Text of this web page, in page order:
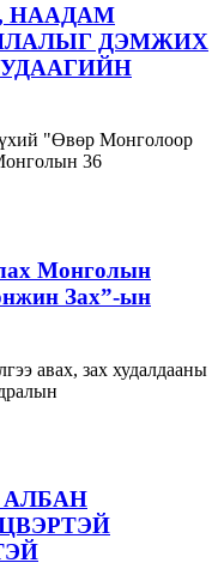
НААДАМ
ДЭМЖИХ
"Өвөр Монголоор
36
Монголын
Зах”-ын
авах, зах худалдааны